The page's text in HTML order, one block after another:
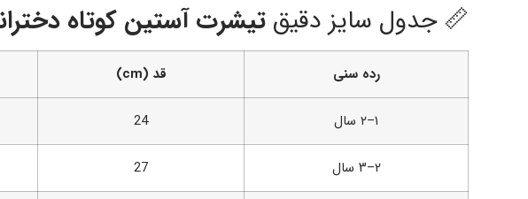
📏 جدول سایز دقیق تیشرت آستین کوتاه
رده سنی قد (cm)
۱–۲ سال 24
۲–۳ سال 27